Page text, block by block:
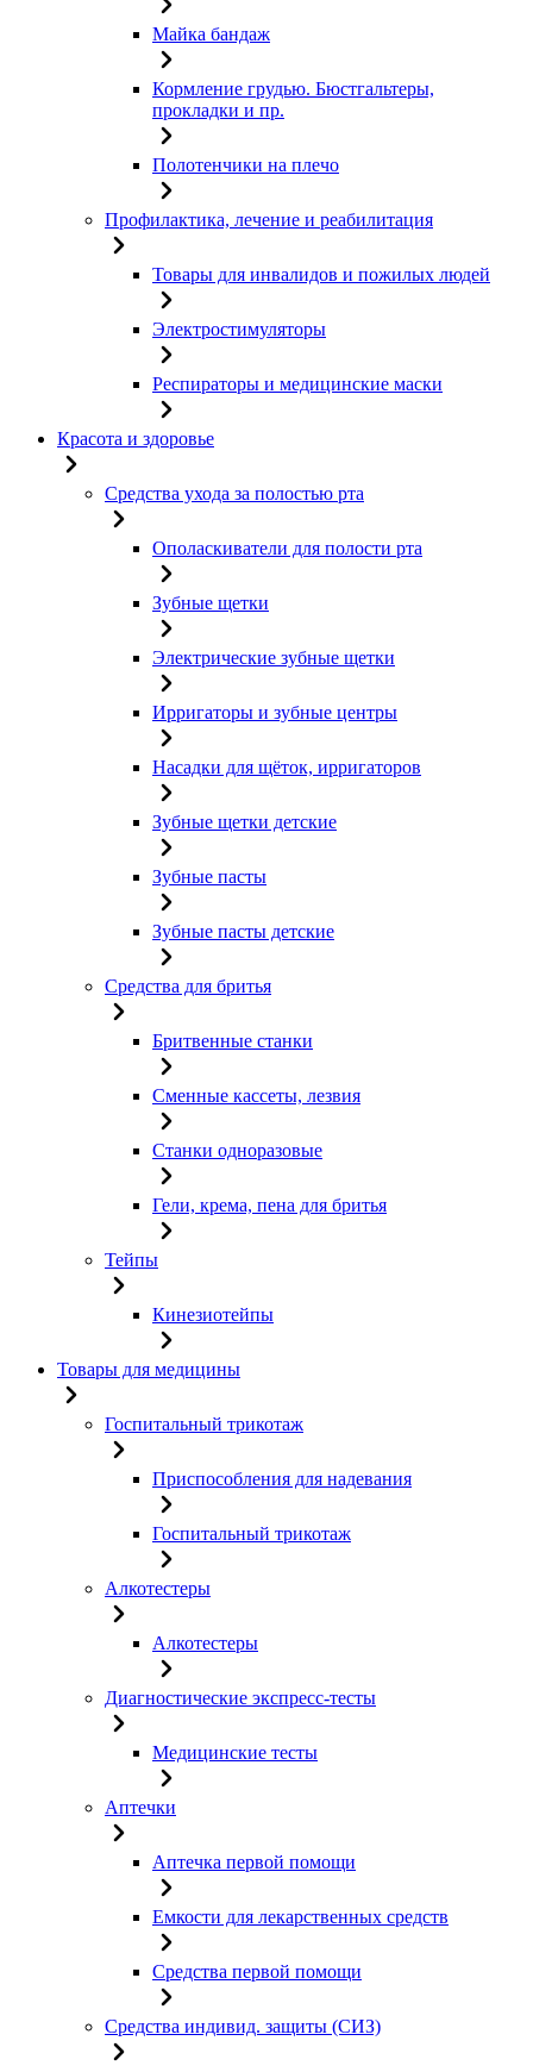
Майка бандаж
Кормление грудью. Бюстгальтеры,
прокладки и пр.
Полотенчики на плечо
Профилактика, лечение и реабилитация
Товары для инвалидов и пожилых людей
Электростимуляторы
Респираторы и медицинские маски
Красота и здоровье
Средства ухода за полостью рта
Ополаскиватели для полости рта
Зубные щетки
Электрические зубные щетки
Ирригаторы и зубные центры
Насадки для щёток, ирригаторов
Зубные щетки детские
Зубные пасты
Зубные пасты детские
Средства для бритья
Бритвенные станки
Сменные кассеты, лезвия
Станки одноразовые
Гели, крема, пена для бритья
Тейпы
Кинезиотейпы
Товары для медицины
Госпитальный трикотаж
Приспособления для надевания
Госпитальный трикотаж
Алкотестеры
Алкотестеры
Диагностические экспресс-тесты
Медицинские тесты
Аптечки
Аптечка первой помощи
Емкости для лекарственных средств
Средства первой помощи
Средства индивид. защиты (СИЗ)